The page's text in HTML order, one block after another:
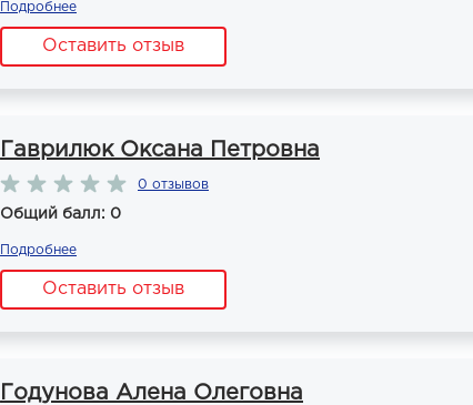
Подробнее
Оставить отзыв
Гаврилюк Оксана Петровна
0 отзывов
Общий балл: 0
Подробнее
Оставить отзыв
Годунова Алена Олеговна